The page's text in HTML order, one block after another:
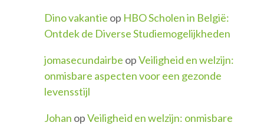
Dino vakantie op HBO Scholen in België:
Ontdek de Diverse Studiemogelijkheden
jomasecundairbe opVeiligheid en welzijn:
onmisbare aspecten voor een gezonde
levensstijl
Johan opVeiligheid en welzijn: onmisbare